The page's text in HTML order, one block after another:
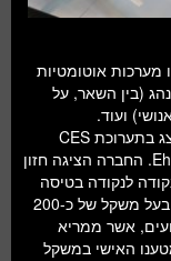
מערכות אוטומטיות
(בין השאר, על
ועוד.
אחד המייזמים המעניינים בתחום התחבורה הוצג בתערוכת CES
2016 בלאס וגאס על-ידי חברה סינית בשם Ehang. החברה הציגה חזון
לנקודה בטיסה
ישירה. כלי הטייס, אשר נקרא EHang 184, הוא בעל משקל של כ-200
אשר ממריא
האישי במשקל